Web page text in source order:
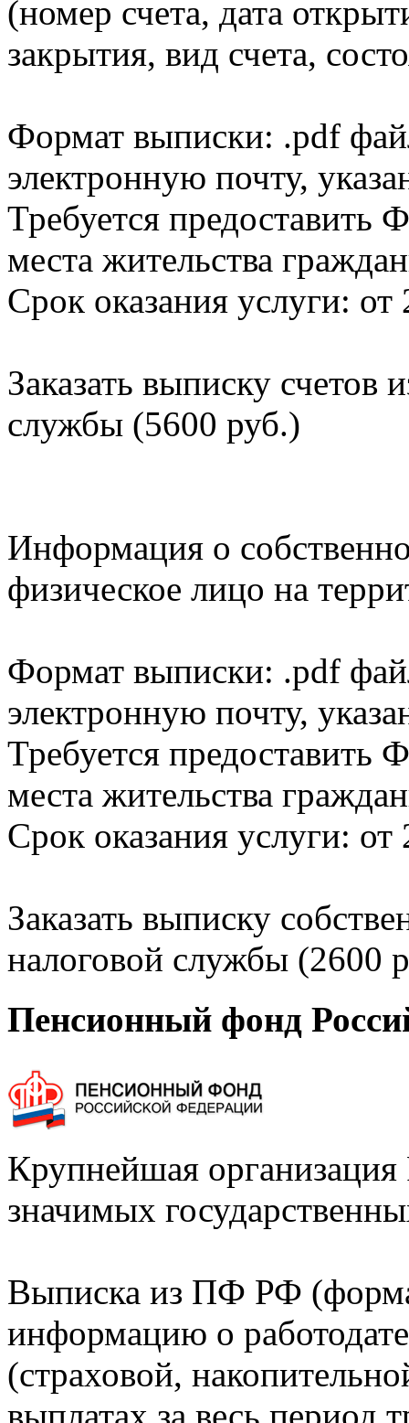
(номер счета, дата
закрытия, вид счета,
Формат выписки: .pdf
электронную почту,
Требуется
места жительства
Срок оказания услуги: от
Заказать выписку счетов
службы (5600 руб.)
Информация о
физическое лицо на
Формат выписки: .pdf
электронную почту,
Требуется
места жительства
Срок оказания услуги: от
Заказать выписку
налоговой службы (2600
Пенсионный фонд
Крупнейшая
значимых
Выписка из ПФ РФ
информацию о
(страховой,
выплатах за весь период